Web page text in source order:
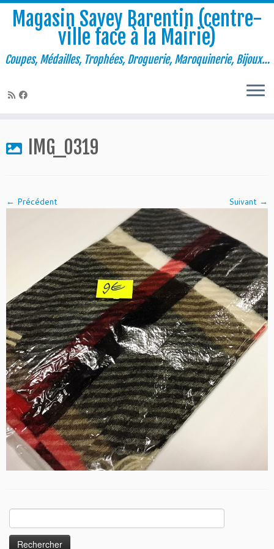
contenu
Magasin Savey Barentin (centre-
ville face à la Mairie)
Coupes, Médailles, Trophées, Droguerie, Maroquinerie, Bijoux…
IMG_0319
← Précédent Suivant →